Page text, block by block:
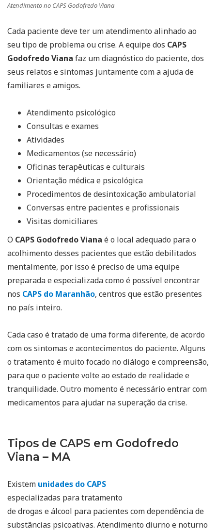
Atendimento no CAPS Godofredo Viana
Cada paciente deve ter um atendimento alinhado ao
seu tipo de problema ou crise. A equipe dos CAPS
Godofredo Viana faz um diagnóstico do paciente, dos
seus relatos e sintomas juntamente com a ajuda de
familiares e amigos.
Atendimento psicológico
Consultas e exames
Atividades
Medicamentos (se necessário)
Oficinas terapêuticas e culturais
Orientação médica e psicológica
Procedimentos de desintoxicação ambulatorial
Conversas entre pacientes e profissionais
Visitas domiciliares
O CAPS Godofredo Viana é o local adequado para o
acolhimento desses pacientes que estão debilitados
mentalmente, por isso é preciso de uma equipe
preparada e especializada como é possível encontrar
nos CAPS do Maranhão, centros que estão presentes
no país inteiro.
Cada caso é tratado de uma forma diferente, de acordo
com os sintomas e acontecimentos do paciente. Alguns
o tratamento é muito focado no diálogo e compreensão,
para que o paciente volte ao estado de realidade e
tranquilidade. Outro momento é necessário entrar com
medicamentos para ajudar na superação da crise.
Tipos de CAPS em Godofredo
Viana – MA
Existem unidades do CAPS
especializadas para tratamento
de drogas e álcool para pacientes com dependência de
substâncias psicoativas. Atendimento diurno e noturno